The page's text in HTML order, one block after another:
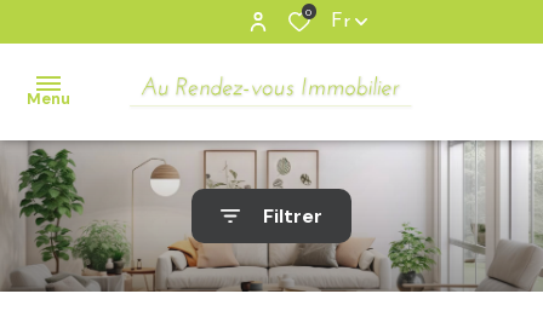
0
Fr
Menu
accueil
ventes
Tous
Nos
Filtrer